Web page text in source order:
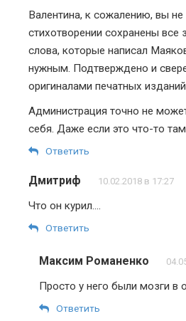
Валентина, к сожалению, вы
стихотворении сохранены все
слова, которые написал
нужным. Подтверждено и
оригиналами печатных изданий.
Администрация точно не
себя. Даже если это что-то там
Ответить
Дмитриф 10.02.2018 в 17:27
Что он курил….
Ответить
Максим Романенко
Просто у него были мозги в
Ответить